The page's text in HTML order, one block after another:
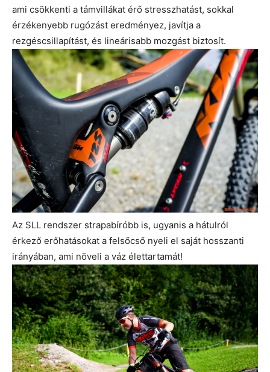
ami csökkenti a támvillákat érő stresszhatást, sokkal
érzékenyebb rugózást eredményez, javítja a
rezgéscsillapítást, és lineárisabb mozgást biztosít.
Az SLL rendszer strapabíróbb is, ugyanis a hátulról
érkező erőhatásokat a felsőcső nyeli el saját hosszanti
irányában, ami növeli a váz élettartamát!